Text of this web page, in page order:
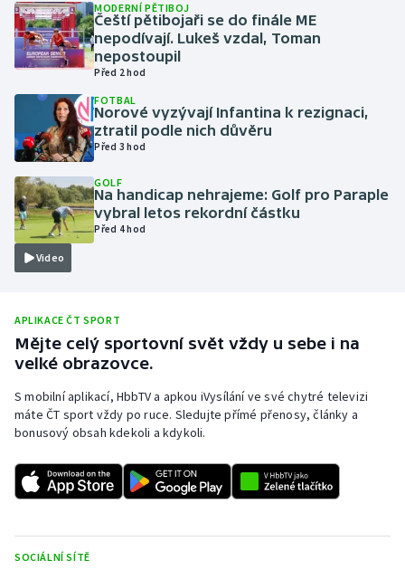
Lyže a snowboard
Moderní pětiboj
Motorsport
Olympijské hry
Parasport
Plavání
Ragby
Rychlostní kanoistika
Short track
Stolní tenis
MODERNÍ PĚTIBOJ
Čeští pětibojaři se do finále ME
nepodívají. Lukeš vzdal, Toman
nepostoupil
Před 2 hod
FOTBAL
Norové vyzývají Infantina k rezignaci,
ztratil podle nich důvěru
Před 3 hod
Video
GOLF
Na handicap nehrajeme: Golf pro Paraple
vybral letos rekordní částku
Před 4 hod
APLIKACE ČT SPORT
Mějte celý sportovní svět vždy u sebe i na
velké obrazovce.
S mobilní aplikací, HbbTV a apkou iVysílání ve své chytré televizi
máte ČT sport vždy po ruce. Sledujte přímé přenosy, články a
bonusový obsah kdekoli a kdykoli.
SOCIÁLNÍ SÍTĚ